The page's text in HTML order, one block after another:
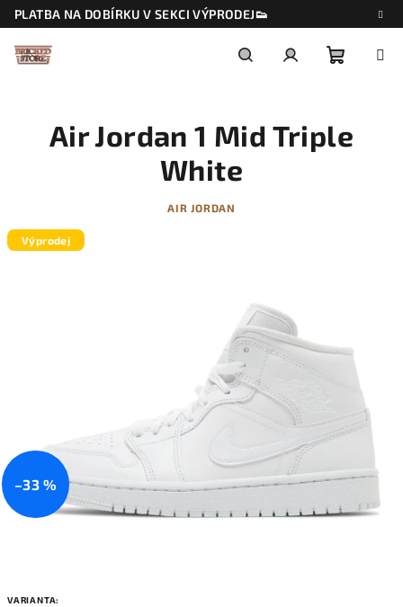
Přejít
na
obsah
PLATBA NA DOBÍRKU V SEKCI VÝPRODEJ👟
košík
VARIANTA:
Air Jordan 1 Mid Triple
White
AIR JORDAN
Výprodej
–33 %